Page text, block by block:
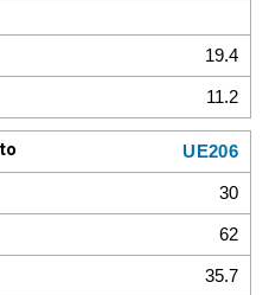
19.4
11.2
UE206
30
62
35.7